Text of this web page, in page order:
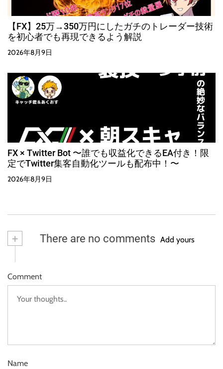
【FX】25万→350万円にしたガチのトレーダー技術
を初心者でも再現できるよう解説
2026年8月9日
FX × Twitter Bot 〜誰でも収益化できるEA付き！限
定でTwitter集客自動化ツールも配布中！〜
2026年8月9日
+ There are no comments Add yours
Comment
Name